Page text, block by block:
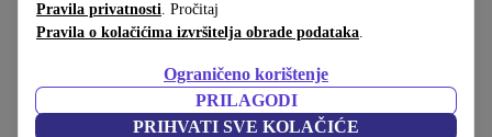
Pravila privatnosti. Pročitaj
Pravila o kolačićima izvršitelja obrade podataka.
Ograničeno korištenje
PRILAGODI
PRIHVATI SVE KOLAČIĆE
Početna stranica Proizvodi Mobiteli i pametni telefoni
Kupi refurbished Nokia mobiteli ispod 400 € – kvaliteta, jamstvo i 30
dana za povrat. Uštedi novac i čuvaj okoliš.